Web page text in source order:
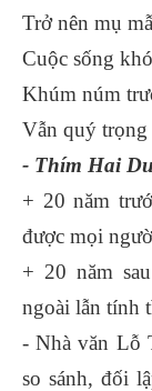
Trở nên mụ
Cuộc sống
Khúm núm
Vẫn quý
- Thím Hai
+ 20 năm
được mọi
+ 20 năm
ngoài lẫn tính
- Nhà văn Lỗ
so sánh, đối